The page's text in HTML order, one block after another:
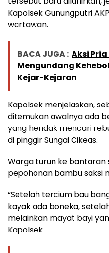
Kapolsek Gunungputri
wartawan.
BACA JUGA : Aksi
Mengundang
Kejar-Kejaran
Kapolsek menjelaskan,
ditemukan awalnya ada
yang hendak mencari
di pinggir Sungai Cikeas.
Warga turun ke bantaran
pepohonan bambu saksi
“Setelah tercium bau
kayak ada boneka,
melainkan mayat bayi
Kapolsek.